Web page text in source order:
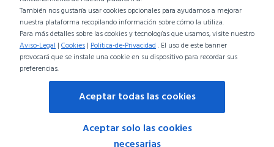
CIF: B87789079
Madrid España
Tel:0034 910 590 866
WhatsApp:0034-688005280
clientes@dojeans.es
Farinalatina
Grupoa1
También nos gustaría usar cookies opcionales para ayudarnos a mejorar
nuestra plataforma recopilando información sobre cómo la utiliza.
Para más detalles sobre las cookies y tecnologías que usamos, visite nuestro
Aviso-Legal | Cookies | Politica-de-Privacidad. El uso de este banner
provocará que se instale una cookie en su dispositivo para recordar sus
preferencias.
Aceptar todas las cookies
Aceptar solo las cookies